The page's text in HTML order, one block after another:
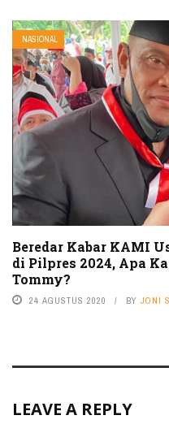
NASIONAL
Beredar Kabar KAMI
di Pilpres 2024, Apa
Tommy?
24 AGUSTUS 2020 BY JONI
LEAVE A REPLY